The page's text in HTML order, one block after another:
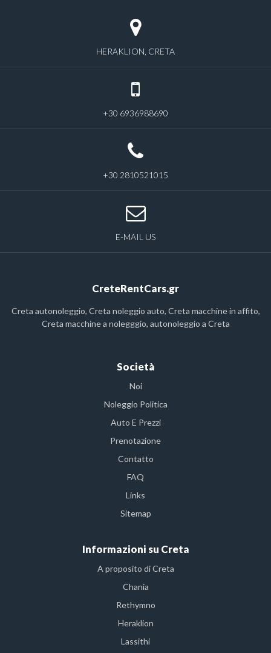
HERAKLION, CRETA
+30 6936988690
+30 2810521015
E-MAIL US
CreteRentCars.gr
Creta autonoleggio, Creta noleggio auto, Creta macchine in affito,
Creta macchine a nolegggio, autonoleggio a Creta
Società
Noi
Noleggio Politica
Auto E Prezzi
Prenotazione
Contatto
FAQ
Links
Sitemap
Informazioni su Creta
A proposito di Creta
Chania
Rethymno
Heraklion
Lassithi